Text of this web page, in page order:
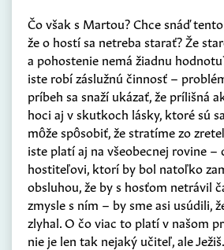
Čo však s Martou? Chce snáď
že o hostí sa netreba starať? Že
a pohostenie nemá žiadnu
iste robí záslužnú činnosť –
príbeh sa snaží ukázať, že prílišná
hoci aj v skutkoch lásky, ktoré sú
môže spôsobiť, že stratíme zo
iste platí aj na všeobecnej rovine
hostiteľovi, ktorí by bol natoľko
obsluhou, že by s hosťom netrávil
zmysle s ním – by sme asi usúdili,
zlyhal. O čo viac to platí v našom
nie je len tak nejaký učiteľ, ale Ježiš.